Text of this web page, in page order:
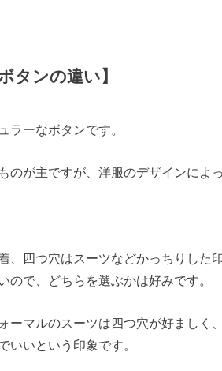
タンの違い】
ラーなボタンです。
のが主ですが、洋服のデザインによ
、四つ穴はスーツなどかっちりした
ので、どちらを選ぶかは好みです。
ーマルのスーツは四つ穴が好ましく
いいという印象です。